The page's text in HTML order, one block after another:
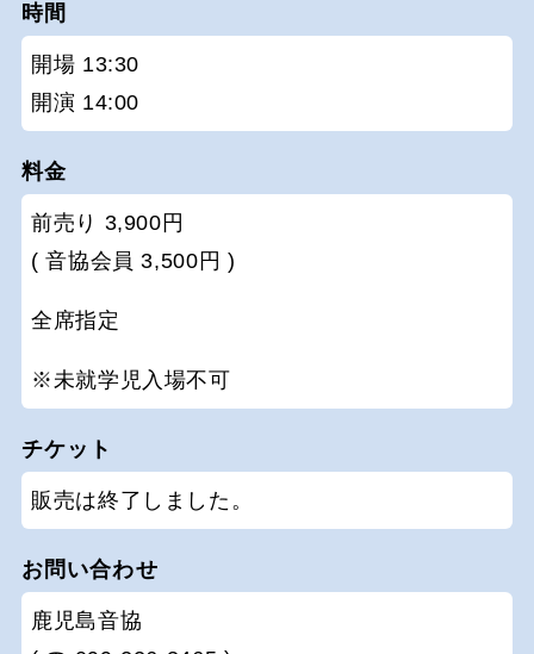
時間
開場 13:30
開演 14:00
料金
前売り 3,900円
( 音協会員 3,500円 )
全席指定
※未就学児入場不可
チケット
販売は終了しました。
お問い合わせ
鹿児島音協